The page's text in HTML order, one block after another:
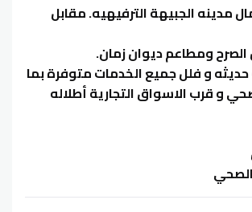
مدينه الجبيهة الترفيهيه. مقابل
ومطاعم ديوان زمان.
و فلل جميع الخدمات متوفرة بما
و قرب الاسواق التجارية أطلاله